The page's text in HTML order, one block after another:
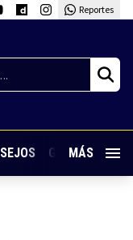
Reportes
GUARDIA
MÁS